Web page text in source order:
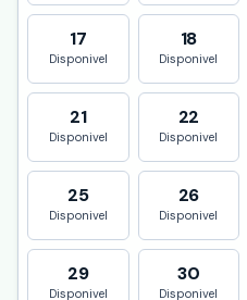
17
Disponivel
18
Disponivel
21
Disponivel
22
Disponivel
25
Disponivel
26
Disponivel
29
Disponivel
30
Disponivel